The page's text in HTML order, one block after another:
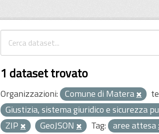
1 dataset trovato
Organizzazioni: Comune di Matera
Giustizia, sistema giuridico e sicurezza
ZIP
GeoJSON Tag: aree attesa